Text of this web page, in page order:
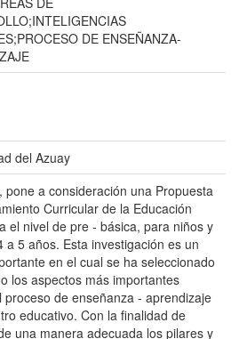
DE ENSEÑANZA-
del Azuay
pone a consideración una Propuesta
Curricular de la Educación
el nivel de pre - básica, para niños y
a 5 años. Esta investigación es un
en el cual se ha seleccionado
los aspectos más importantes
proceso de enseñanza - aprendizaje
educativo. Con la finalidad de
una manera adecuada los pilares y